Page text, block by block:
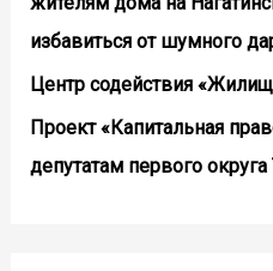
избавиться от шумного
Центр содействия
Проект «Капитальная
депутатам первого